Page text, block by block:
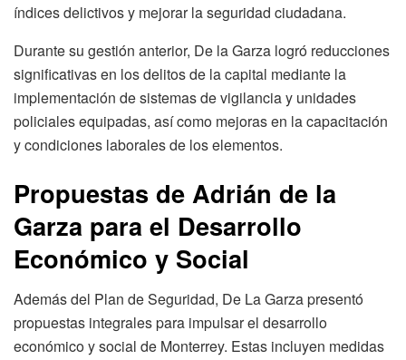
índices delictivos y mejorar la seguridad ciudadana.
Durante su gestión anterior, De la Garza logró reducciones
significativas en los delitos de la capital mediante la
implementación de sistemas de vigilancia y unidades
policiales equipadas, así como mejoras en la capacitación
y condiciones laborales de los elementos.
Propuestas de Adrián de la
Garza para el Desarrollo
Económico y Social
Además del Plan de Seguridad, De La Garza presentó
propuestas integrales para impulsar el desarrollo
económico y social de Monterrey. Estas incluyen medidas